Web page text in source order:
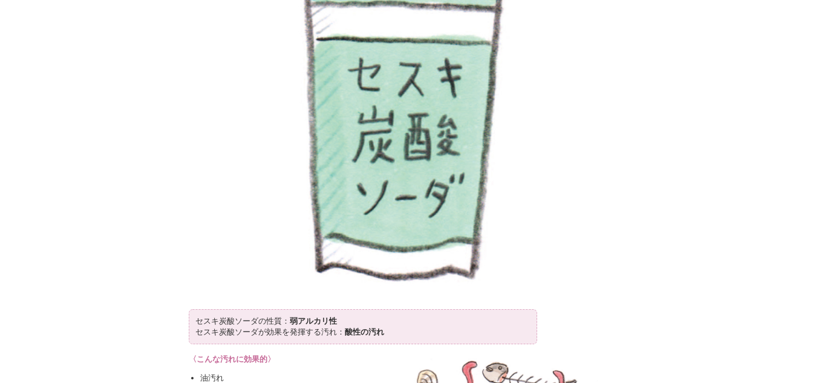
セスキ炭酸ソーダの性質： 弱アルカリ性
セスキ炭酸ソーダが効果を発揮する汚れ： 酸性の汚れ
〈こんな汚れに効果的〉
油汚れ